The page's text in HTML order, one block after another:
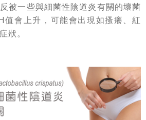
被一些與細菌性陰道炎有關的壞菌
值會上升，可能會出現如搔癢、紅
狀。